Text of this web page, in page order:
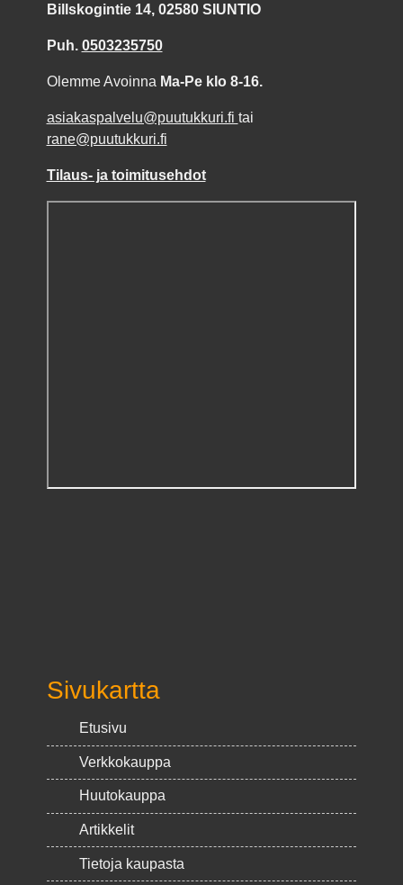
Billskogintie 14, 02580 SIUNTIO
Puh. 0503235750
Olemme Avoinna Ma-Pe klo 8-16.
asiakaspalvelu@puutukkuri.fi tai
rane@puutukkuri.fi
Tilaus- ja toimitusehdot
Sivukartta
Etusivu
Verkkokauppa
Huutokauppa
Artikkelit
Tietoja kaupasta